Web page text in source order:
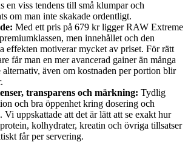
en viss tendens till små klumpar och
om man inte skakade ordentligt.
Med ett pris på 679 kr ligger RAW Extreme
men innehållet och den
effekten motiverar mycket av priset. För rätt
får man en mer avancerad gainer än många
även om kostnaden per portion blir
transparens och märkning: Tydlig
och bra öppenhet kring dosering och
Vi uppskattade att det är lätt att se exakt hur
kolhydrater, kreatin och övriga tillsatser
får per servering.